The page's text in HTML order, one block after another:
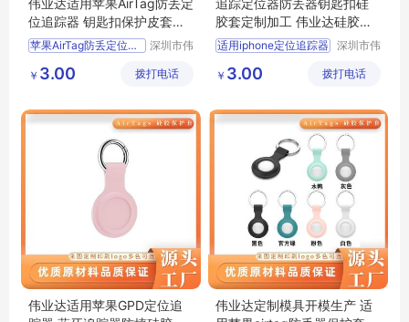
伟业达适用苹果AirTag防丢定
位追踪器 钥匙扣保护皮套单
双孔长款
苹果AirTag防丢定位追踪器
追踪神器硅胶保护套
保护套亚马逊跨境批发
深圳市伟
有限公司
￥ 3.00 拨打电话
追踪定位器防丢器钥匙扣硅
胶套定制加工 伟业达硅胶礼
品定制加工厂
适用iphone定位追踪器
定制加工适用苹果airtag硅胶套
追踪定位器防丢器钥匙扣硅胶套定制加工
深圳市伟
有限公司
￥ 3.00 拨打电话
伟业达适用苹果GPD定位追
伟业达定制模具开模生产 适